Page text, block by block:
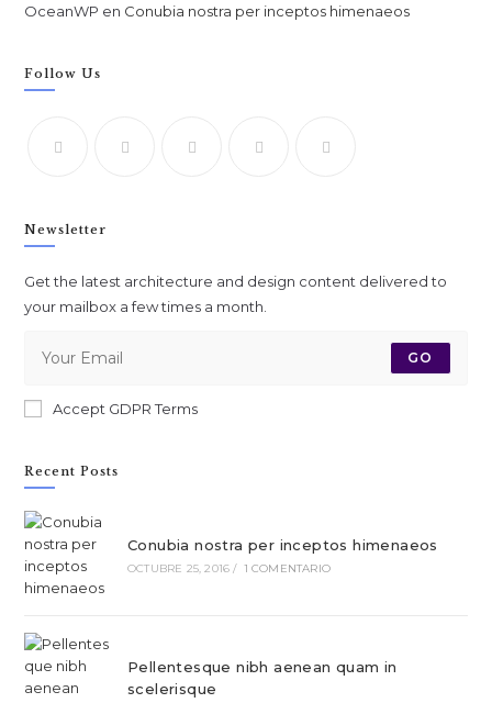
OceanWP en Conubia nostra per inceptos himenaeos
Follow Us
Newsletter
Get the latest architecture and design content delivered to
your mailbox a few times a month.
GO
Accept GDPR Terms
Recent Posts
Conubia nostra per inceptos himenaeos
OCTUBRE 25, 2016 / 1 COMENTARIO
Pellentesque nibh aenean quam in
scelerisque